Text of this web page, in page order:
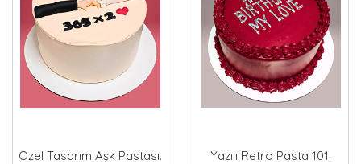
Özel Tasarım Aşk Pastası. Yazılı Retro Pasta 101.